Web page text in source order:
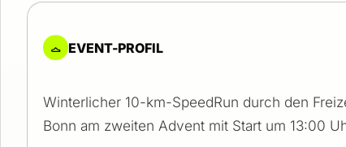
EVENT-PROFIL
Winterlicher 10-km-SpeedRun durch den
Bonn am zweiten Advent mit Start um 13:00